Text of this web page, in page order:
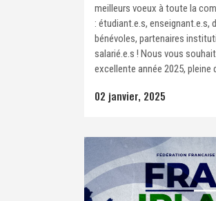
meilleurs voeux à toute la
: étudiant.e.s, enseignant.e.s,
bénévoles, partenaires
salarié.e.s ! Nous vous
excellente année 2025, pleine
02 janvier, 2025